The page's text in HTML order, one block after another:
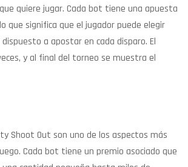
quiere jugar. Cada bot tiene una apuesta
que significa que el jugador puede elegir
a apostar en cada disparo. El
y al final del torneo se muestra el
Shoot Out son uno de los aspectos más
Cada bot tiene un premio asociado que